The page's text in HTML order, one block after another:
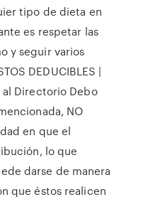
tipo de dieta en
es respetar las
y seguir varios
DEDUCIBLES |
al Directorio Debo
NO
en que el
lo que
darse de manera
que éstos realicen